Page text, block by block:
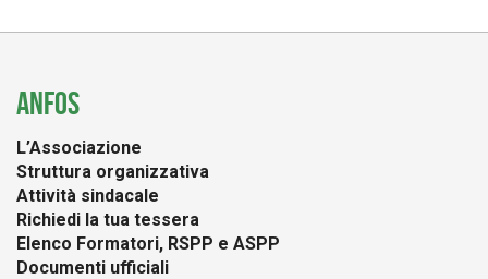
ANFOS
L’Associazione
Struttura organizzativa
Attività sindacale
Richiedi la tua tessera
Elenco Formatori, RSPP e ASPP
Documenti ufficiali